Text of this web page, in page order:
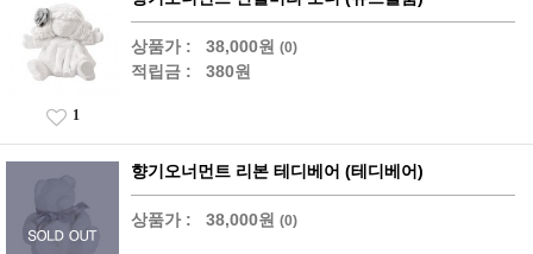
상품가 : 38,000원 (0)
적립금 : 380원
1
향기오너먼트 리본 테디베어 (테디베어)
상품가 : 38,000원 (0)